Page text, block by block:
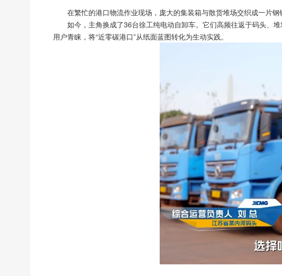
在繁忙的港口物流作业现场，庞大的集装箱与散货堆场交织成一片
如今，主角换成了36台徐工纯电动自卸车。它们高频往返于码头、
用户青睐，将“近零碳港口”从纸面蓝图转化为生动实践。